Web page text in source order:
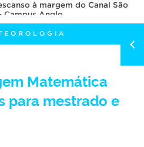
à margem do Canal São
Campus Anglo
Matemática
para mestrado e